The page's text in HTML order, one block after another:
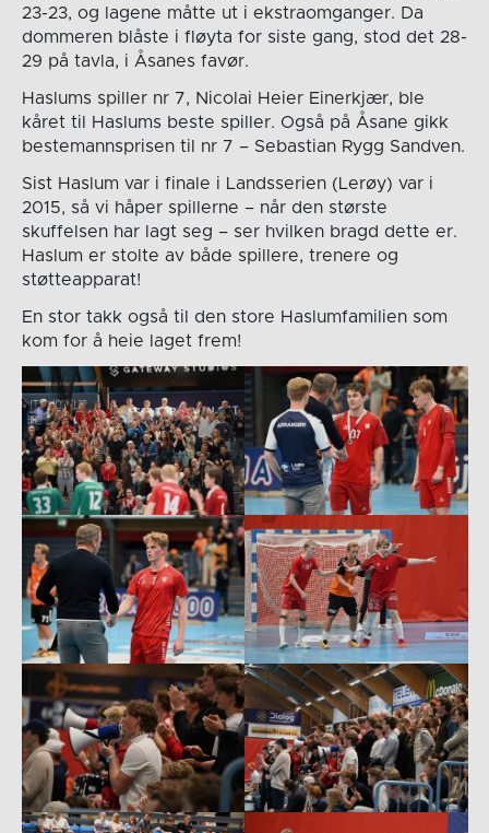
23-23, og lagene måtte ut i ekstraomganger. Da
dommeren blåste i fløyta for siste gang, stod det 28-
29 på tavla, i Åsanes favør.
Haslums spiller nr 7, Nicolai Heier Einerkjær, ble
kåret til Haslums beste spiller. Også på Åsane gikk
bestemannsprisen til nr 7 – Sebastian Rygg Sandven.
Sist Haslum var i finale i Landsserien (Lerøy) var i
2015, så vi håper spillerne – når den største
skuffelsen har lagt seg – ser hvilken bragd dette er.
Haslum er stolte av både spillere, trenere og
støtteapparat!
En stor takk også til den store Haslumfamilien som
kom for å heie laget frem!